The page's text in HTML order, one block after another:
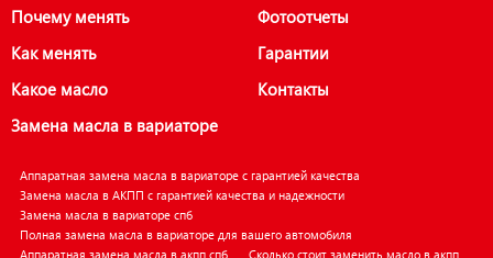
Почему менять
Как менять
Какое масло
Замена масла в вариаторе
Фотоотчеты
Гарантии
Контакты
Аппаратная замена масла в вариаторе с гарантией качества
Замена масла в АКПП с гарантией качества и надежности
Замена масла в вариаторе спб
Полная замена масла в вариаторе для вашего автомобиля
Аппаратная замена масла в акпп спб
Сколько стоит заменить масло в акпп